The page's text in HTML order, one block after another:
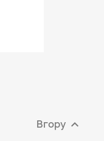
Вгору 